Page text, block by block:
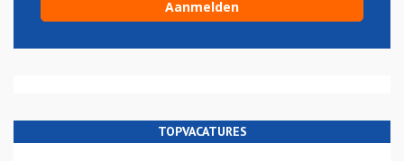
TOPVACATURES